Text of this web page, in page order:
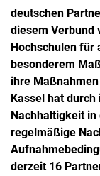
deutschen
diesem Verbund
Hochschulen für
besonderem
ihre
Kassel hat
Nachhaltigkeit
regelmäßige
derzeit 16